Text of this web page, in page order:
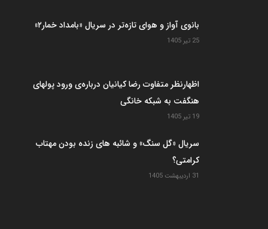
بانوی آواز و هوای تازه‌تر در سریال «بامداد خمار۲»
25 تیر 1405
اظهارنظر متفاوت رضا کیانیان درباره‌ی ورود پولهای
هنگفت به شبکه خانگی
19 تیر 1405
سریال «گل سنگ» و شائبه های زنده بودن مهتاب
کرامتی؟
31 اردیبهشت 1405